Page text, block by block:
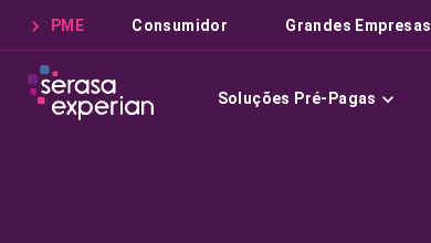
PME Consumidor Grandes Empresas
Soluções Pré-Pagas